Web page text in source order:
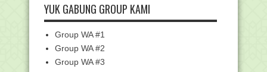
Siswa MTsN 1 Pati Raih Medali Emas
dan Perak Olimp...
Juknis Penulisan Blangko Ijazah
Madrasah Tahun Pel...
Kumpulan Kunci Jawaban Pelatihan Di
YUK GABUNG GROUP KAMI
Group WA #1
Group WA #2
Group WA #3